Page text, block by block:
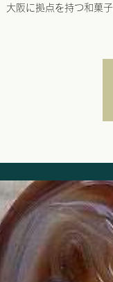
大阪に拠点を持つ和菓